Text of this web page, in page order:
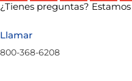
¿Tienes preguntas?
Llamar
800-368-6208